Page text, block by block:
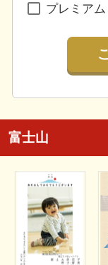
プレミア
富士山